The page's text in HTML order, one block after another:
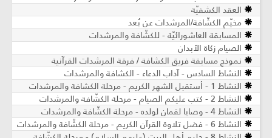
العقد الكشفيّة
مخيّم الكشّافة/المرشدات عن بُعد
المسابقة العاشورائيّة - للكشّافة والمرشدات
الصيام زكاة الأبدان
نموذج مسابقة فريق الكشافة / فرقة المرشدات القرآنية
النشاط السادس - آداب الدعاء - الكشافة والمرشدات
النشاط 1 - أستقبل الشهر الكريم - مرحلة الكشافة والمرشدات
النشاط 2 - كتب عليكم الصيام - مرحلة الكشّافة والمرشدات
النشاط 4 - وصايا لقمان لولده - مرحلة الكشّافة والمرشدات
النشاط 6 - فضل تلاوة القرآن الكريم - مرحلة الكشّافة والمرشدات